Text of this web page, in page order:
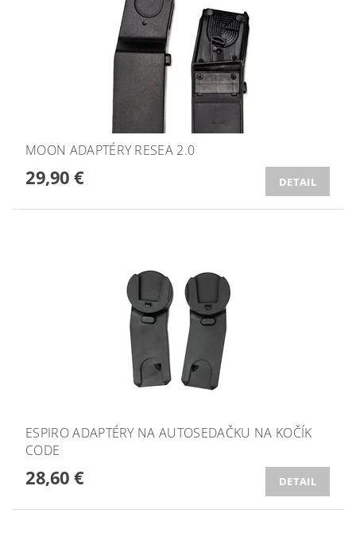
MOON ADAPTÉRY RESEA 2.0
29,90 € DETAIL
ESPIRO ADAPTÉRY NA AUTOSEDAČKU NA KOČÍK
CODE
28,60 € DETAIL